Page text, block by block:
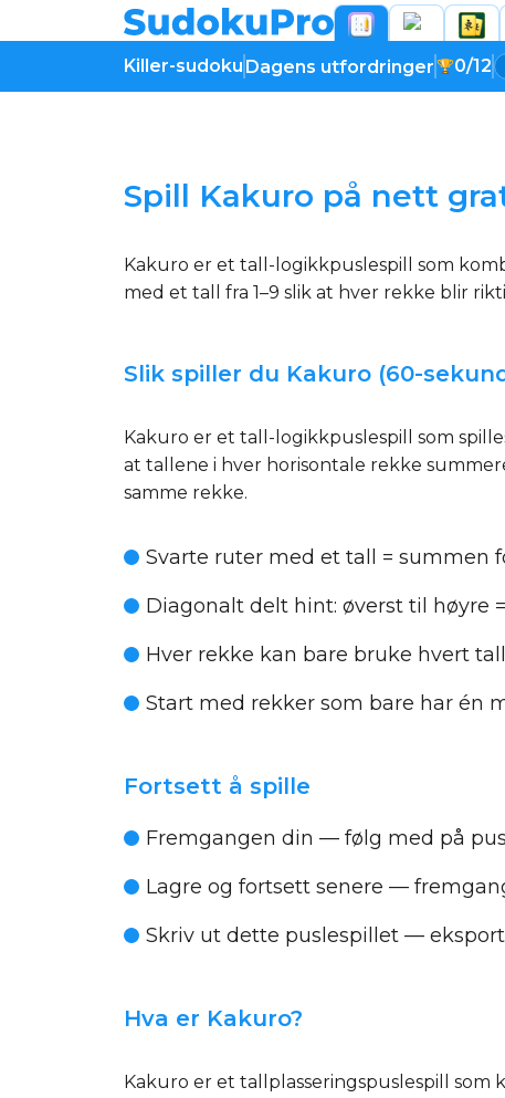
Killer-sudoku Dagens utfordringer 0/12
Spill Kakuro på nett
Kakuro er et tall-logikkpuslespill som
med et tall fra 1–9 slik at hver rekke blir
Slik spiller du Kakuro (60-
Kakuro er et tall-logikkpuslespill som
at tallene i hver horisontale rekke
samme rekke.
Svarte ruter med et tall = summen
Diagonalt delt hint: øverst til høyre
Hver rekke kan bare bruke hvert
Start med rekker som bare har én
Fortsett å spille
Fremgangen din — følg med på
Lagre og fortsett senere —
Skriv ut dette puslespillet —
Hva er Kakuro?
Kakuro er et tallplasseringspuslespill